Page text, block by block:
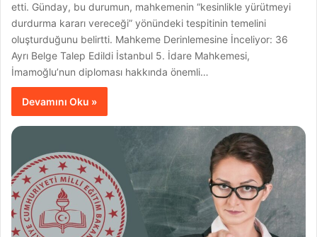
etti. Günday, bu durumun, mahkemenin “kesinlikle yürütmeyi
durdurma kararı vereceği” yönündeki tespitinin temelini
oluşturduğunu belirtti. Mahkeme Derinlemesine İnceliyor: 36
Ayrı Belge Talep Edildi İstanbul 5. İdare Mahkemesi,
İmamoğlu’nun diploması hakkında önemli…
Devamını Oku »